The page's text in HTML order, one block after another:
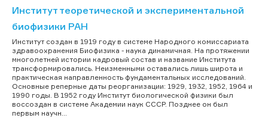
Институт теоретической и экспериментальной
биофизики РАН
Институт создан в 1919 году в системе Народного комиссариата
здравоохранения Биофизика - наука динамичная. На протяжении
многолетней истории кадровый состав и название Института
трансформировались. Неизменными оставались лишь широта и
практическая направленность фундаментальных исследований.
Основные реперные даты реорганизации: 1929, 1932, 1952, 1964 и
1990 годы. В 1952 году Институт биологической физики был
воссоздан в системе Академии наук СССР. Позднее он был
первым научн...